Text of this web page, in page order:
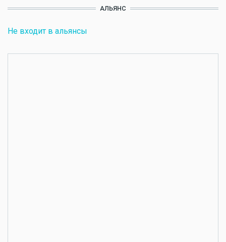
АЛЬЯНС
Не входит в альянсы